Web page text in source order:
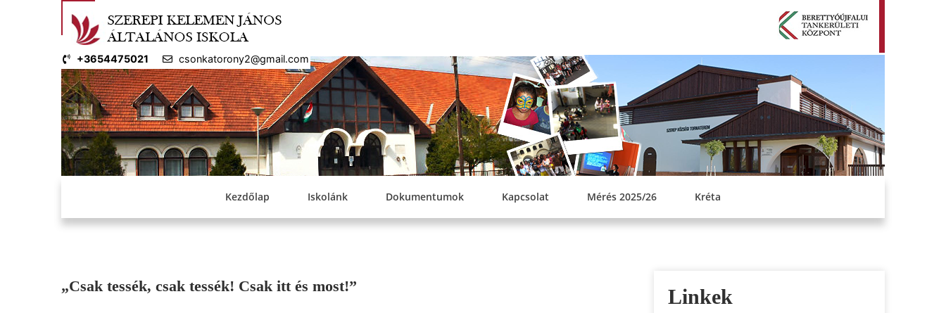
+3654475021 csonkatorony2@gmail.com
SZEREPI KELEMEN JÁNOS
ÁLTALÁNOS ISKOLA
Kezdőlap Iskolánk Dokumentumok Kapcsolat Mérés 2025/26 Kréta
„Csak tessék, csak tessék! Csak itt és most!” Linkek